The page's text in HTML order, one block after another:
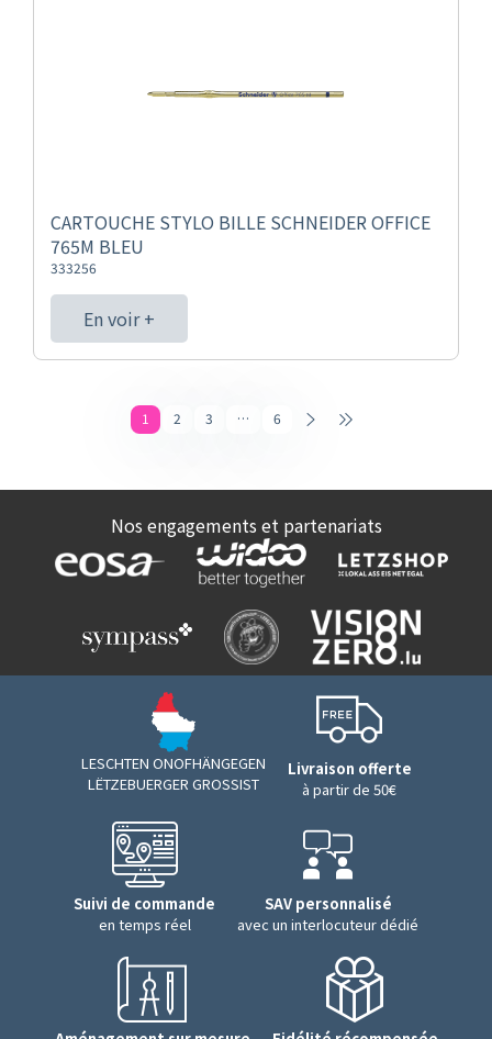
CARTOUCHE STYLO BILLE SCHNEIDER OFFICE
765M BLEU
333256
En voir +
1 2 3 … 6
Nos engagements et partenariats
LESCHTEN ONOFHÄNGEGEN
LËTZEBUERGER GROSSIST
Livraison offerte
à partir de 50€
Suivi de commande
en temps réel
SAV personnalisé
avec un interlocuteur dédié